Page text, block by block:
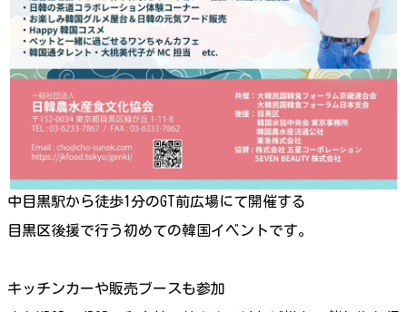
中目黒駅から徒歩1分のGT前広場にて開催する
目黒区後援で行う初めての韓国イベントです。
キッチンカーや販売ブースも参加